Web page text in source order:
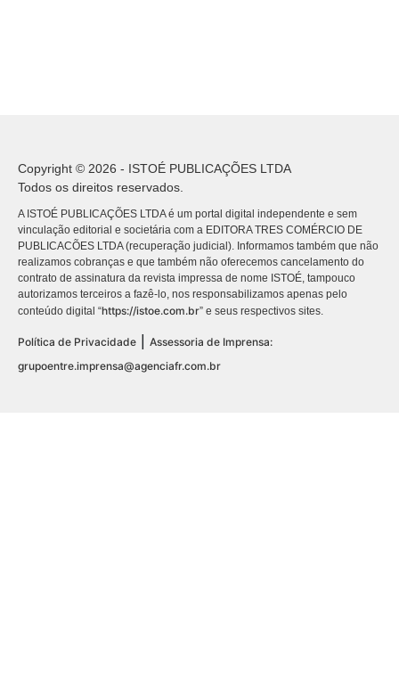
Copyright © 2026 - ISTOÉ PUBLICAÇÕES LTDA
Todos os direitos reservados.
A ISTOÉ PUBLICAÇÕES LTDA é um portal digital independente e sem
vinculação editorial e societária com a EDITORA TRES COMÉRCIO DE
PUBLICACÕES LTDA (recuperação judicial). Informamos também que não
realizamos cobranças e que também não oferecemos cancelamento do
contrato de assinatura da revista impressa de nome ISTOÉ, tampouco
autorizamos terceiros a fazê-lo, nos responsabilizamos apenas pelo
conteúdo digital “https://istoe.com.br” e seus respectivos sites.
Política de Privacidade
Assessoria de Imprensa:
grupoentre.imprensa@agenciafr.com.br